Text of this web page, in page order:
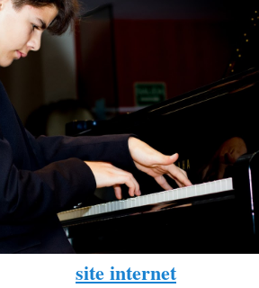
site internet